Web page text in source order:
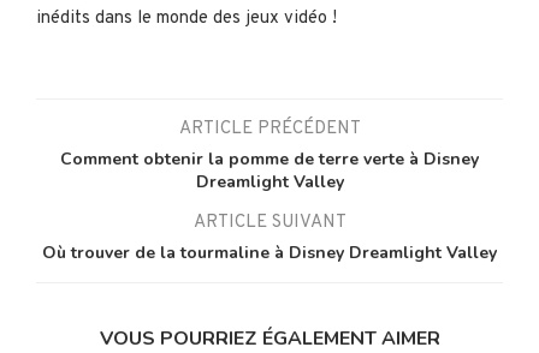
inédits dans le monde des jeux vidéo !
ARTICLE PRÉCÉDENT
Comment obtenir la pomme de terre verte à Disney
Dreamlight Valley
ARTICLE SUIVANT
Où trouver de la tourmaline à Disney Dreamlight Valley
VOUS POURRIEZ ÉGALEMENT AIMER